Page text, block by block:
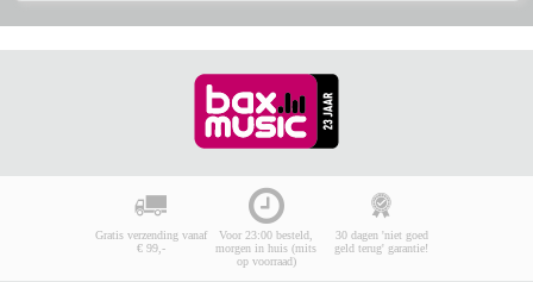
Gratis verzending vanaf
€ 99,-
Voor 23:00 besteld,
morgen in huis (mits
op voorraad)
30 dagen 'niet goed
geld terug' garantie!